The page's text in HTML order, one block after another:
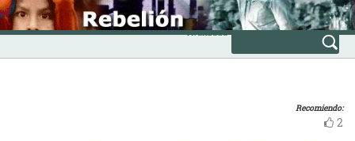
Skip
to
content
INICIO
Avanzada
Recomiendo:
2